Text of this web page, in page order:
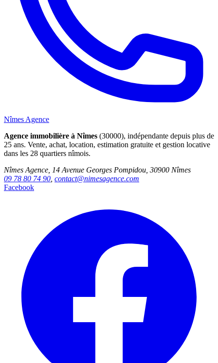
Nîmes Agence
Agence immobilière à Nîmes (30000), indépendante depuis plus de
25 ans. Vente, achat, location, estimation gratuite et gestion locative
dans les 28 quartiers nîmois.
Nîmes Agence, 14 Avenue Georges Pompidou, 30900 Nîmes
09 78 80 74 90 contact@nimesagence.com
Facebook